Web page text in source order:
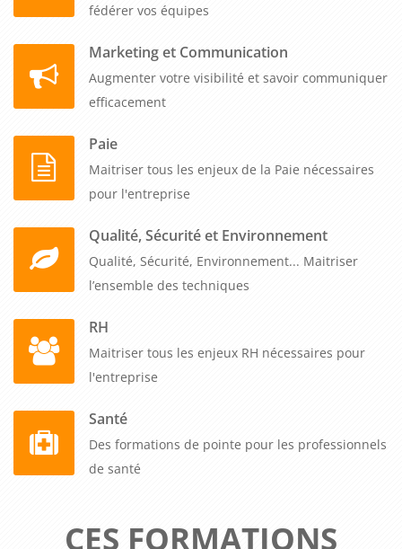
fédérer vos équipes
Marketing et Communication
Augmenter votre visibilité et savoir communiquer
efficacement
Paie
Maitriser tous les enjeux de la Paie nécessaires
pour l'entreprise
Qualité, Sécurité et Environnement
Qualité, Sécurité, Environnement... Maitriser
l’ensemble des techniques
RH
Maitriser tous les enjeux RH nécessaires pour
l'entreprise
Santé
Des formations de pointe pour les professionnels
de santé
CES FORMATIONS